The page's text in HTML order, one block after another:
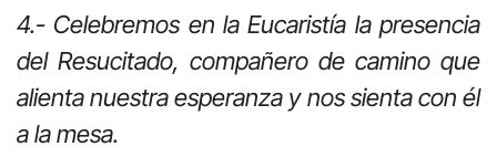
4.- Celebremos en la Eucaristía la presencia
del Resucitado, compañero de camino que
alienta nuestra esperanza y nos sienta con él
a la mesa.